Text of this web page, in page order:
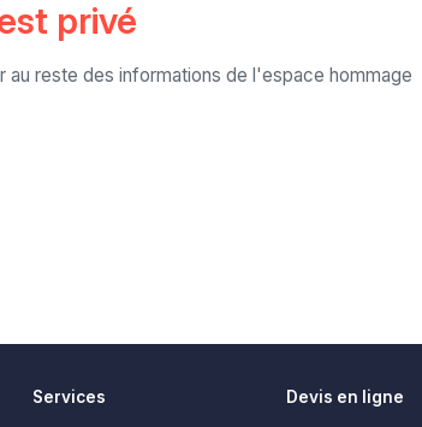
privé
reste des informations de l'espace hommage
Services Devis en ligne